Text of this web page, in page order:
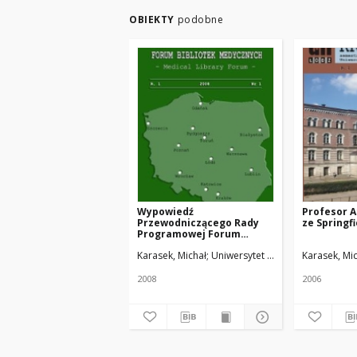
OBIEKTY podobne
Wypowiedź
Przewodniczącego Rady
Programowej Forum
Karasek, Michał Uniwersytet Medyczny w Łodzi
2008
Profesor
ze
Karasek,
2006